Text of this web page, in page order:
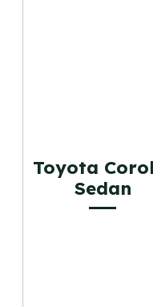
Toyota
Sedan